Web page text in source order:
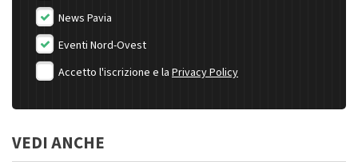
News Pavia
Eventi Nord-Ovest
Accetto l'iscrizione e la Privacy Policy
VEDI ANCHE